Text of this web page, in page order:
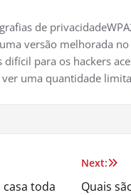
de
versão melhorada
para os hackers
uma quantidade
casa toda
Next:
Quais